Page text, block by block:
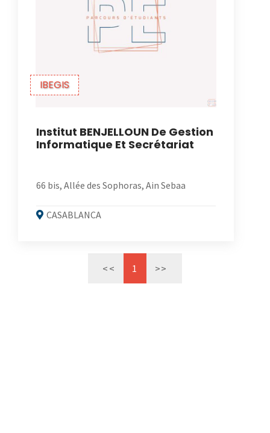
IBEGIS
Institut BENJELLOUN De Gestion
Informatique Et Secrétariat
66 bis, Allée des Sophoras, Ain Sebaa
CASABLANCA
<< 1 >>